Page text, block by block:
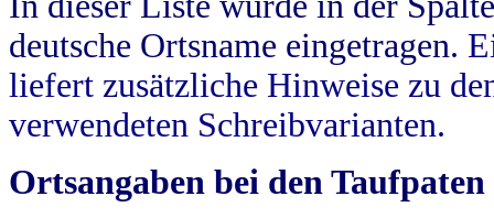
deutsche Ortsname eingetragen.
liefert zusätzliche Hinweise zu
verwendeten Schreibvarianten.
Ortsangaben bei den Taufpaten